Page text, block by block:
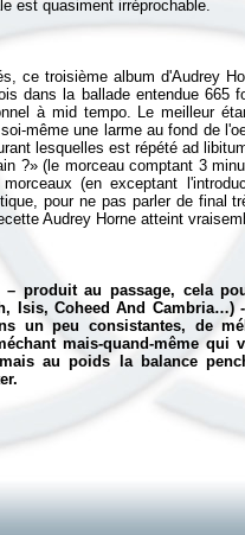
ce troisième album d'Audrey
dans la ballade entendue 665
à mid tempo. Le meilleur
même une larme au fond de
lesquelles est répété ad
?» (le morceau comptant 3
(en exceptant
pour ne pas parler de final
produit au passage, cela
Isis, Coheed And Cambria…)
un peu consistantes, de
mais-quand-même qui
au poids la balance